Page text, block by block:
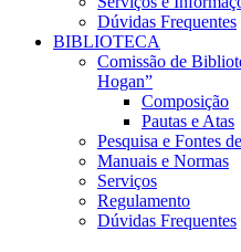
Dúvidas Frequentes
BIBLIOTECA
Comissão de
Hogan”
Composição
Pautas e Atas
Pesquisa e Fontes
Manuais e Normas
Serviços
Regulamento
Dúvidas Frequentes